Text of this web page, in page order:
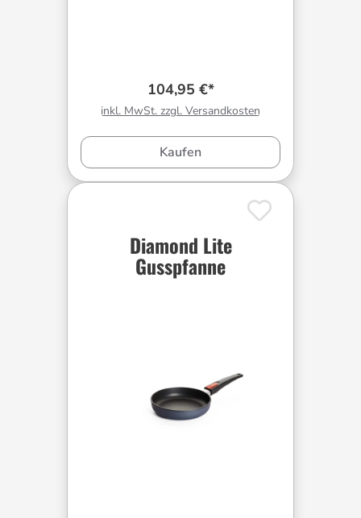
104,95 €*
inkl. MwSt. zzgl. Versandkosten
Kaufen
Diamond Lite
Gusspfanne